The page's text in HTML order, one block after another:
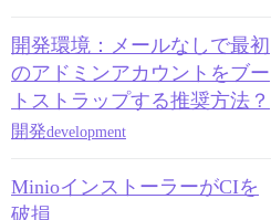
開発環境：メールなしで最初
のアドミンアカウントをブー
トストラップする推奨方法？
開発development
MinioインストーラーがCIを
破損